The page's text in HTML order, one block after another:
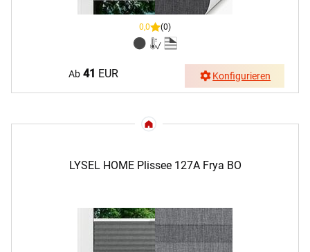
0,0 (0)
Ab 41 EUR Konfigurieren
LYSEL HOME Plissee 127A Frya BO